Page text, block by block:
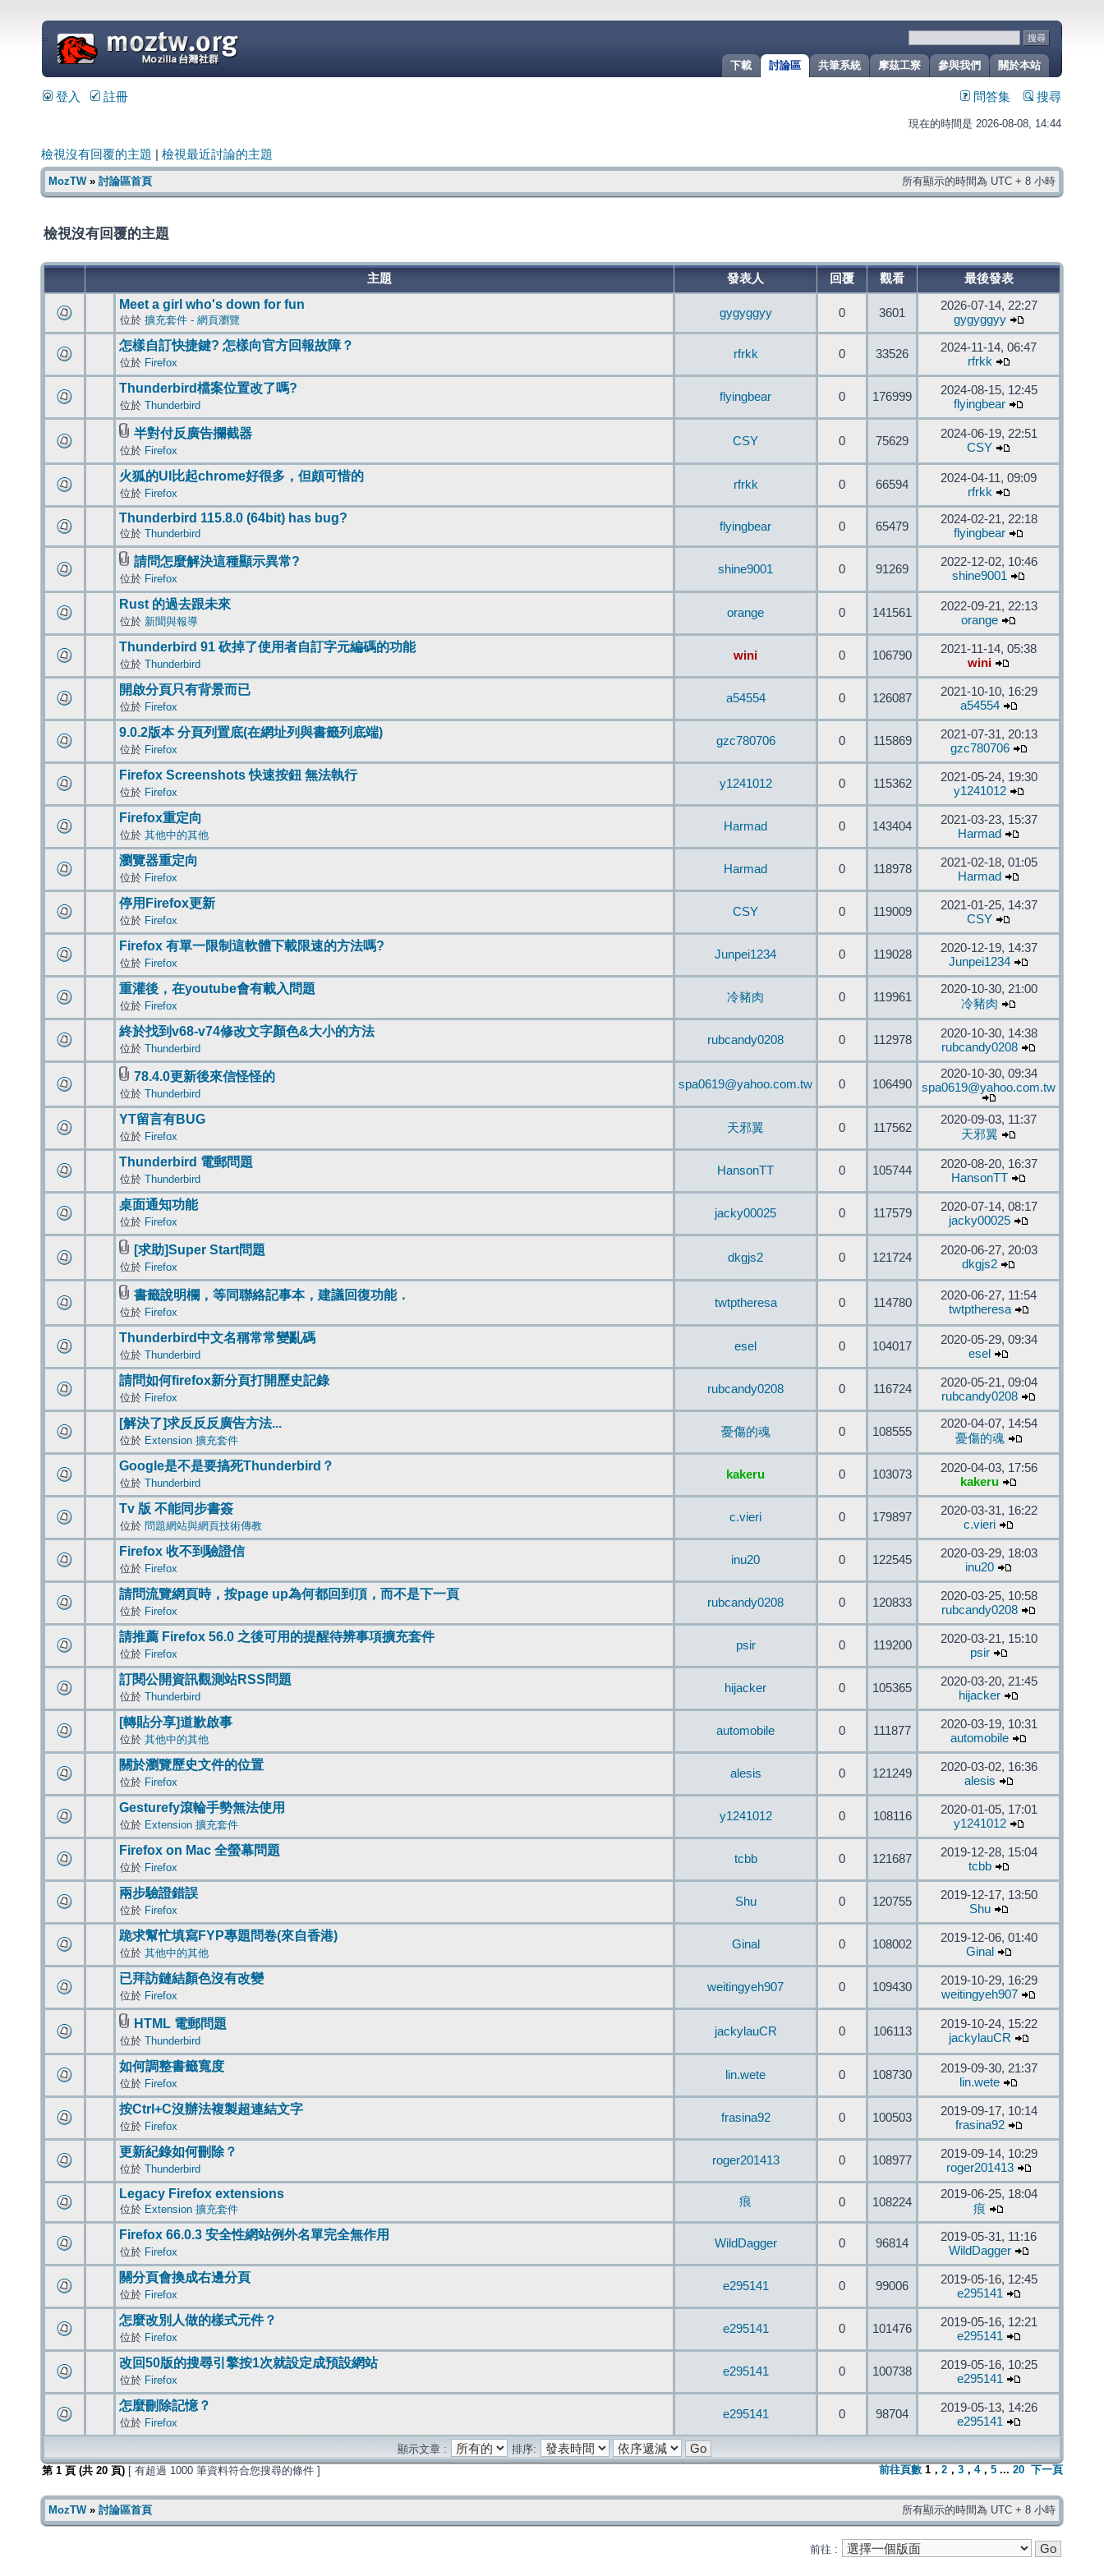
關於本站
參與我們
摩茲工寮
共筆系統
討論區
下載
=
登入 註冊 問答集 搜尋
現在的時間是 2026-08-08, 14:44
檢視沒有回覆的主題 檢視最近討論的主題
MozTW» 討論區首頁 所有顯示的時間為 UTC + 8 小時
檢視沒有回覆的主題
主題 發表人 回覆 觀看 最後發表
Meet a girl who's down for fun
位於 擴充套件 - 網頁瀏覽
gygyggyy 0 3601
2026-07-14, 22:27
gygyggyy
怎樣自訂快捷鍵? 怎樣向官方回報故障？
位於 Firefox
rfrkk 0 33526
2024-11-14, 06:47
rfrkk
Thunderbird檔案位置改了嗎?
位於 Thunderbird
flyingbear 0 176999
2024-08-15, 12:45
flyingbear
半對付反廣告攔截器
位於 Firefox
CSY 0 75629
2024-06-19, 22:51
CSY
火狐的UI比起chrome好很多，但頗可惜的
位於 Firefox
rfrkk 0 66594
2024-04-11, 09:09
rfrkk
Thunderbird 115.8.0 (64bit) has bug?
位於 Thunderbird
flyingbear 0 65479
2024-02-21, 22:18
flyingbear
請問怎麼解決這種顯示異常?
位於 Firefox
shine9001 0 91269
2022-12-02, 10:46
shine9001
Rust 的過去跟未來
位於 新聞與報導
orange 0 141561
2022-09-21, 22:13
orange
Thunderbird 91 砍掉了使用者自訂字元編碼的功能
位於 Thunderbird
wini 0 106790
2021-11-14, 05:38
wini
開啟分頁只有背景而已
位於 Firefox
a54554 0 126087
2021-10-10, 16:29
a54554
9.0.2版本 分頁列置底(在網址列與書籤列底端)
位於 Firefox
gzc780706 0 115869
2021-07-31, 20:13
gzc780706
Firefox Screenshots 快速按鈕 無法執行
位於 Firefox
y1241012 0 115362
2021-05-24, 19:30
y1241012
Firefox重定向
位於 其他中的其他
Harmad 0 143404
2021-03-23, 15:37
Harmad
瀏覽器重定向
位於 Firefox
Harmad 0 118978
2021-02-18, 01:05
Harmad
停用Firefox更新
位於 Firefox
CSY 0 119009
2021-01-25, 14:37
CSY
Firefox 有單一限制這軟體下載限速的方法嗎?
位於 Firefox
Junpei1234 0 119028
2020-12-19, 14:37
Junpei1234
重灌後，在youtube會有載入問題
位於 Firefox
冷豬肉 0 119961
2020-10-30, 21:00
冷豬肉
終於找到v68-v74修改文字顏色&大小的方法
位於 Thunderbird
rubcandy0208 0 112978
2020-10-30, 14:38
rubcandy0208
78.4.0更新後來信怪怪的
位於 Thunderbird
spa0619@yahoo.com.tw 0 106490
2020-10-30, 09:34
spa0619@yahoo.com.tw
YT留言有BUG
位於 Firefox
天邪翼 0 117562
2020-09-03, 11:37
天邪翼
Thunderbird 電郵問題
位於 Thunderbird
HansonTT 0 105744
2020-08-20, 16:37
HansonTT
桌面通知功能
位於 Firefox
jacky00025 0 117579
2020-07-14, 08:17
jacky00025
[求助]Super Start問題
位於 Firefox
dkgjs2 0 121724
2020-06-27, 20:03
dkgjs2
書籤說明欄，等同聯絡記事本，建議回復功能．
位於 Firefox
twtptheresa 0 114780
2020-06-27, 11:54
twtptheresa
Thunderbird中文名稱常常變亂碼
位於 Thunderbird
esel 0 104017
2020-05-29, 09:34
esel
請問如何firefox新分頁打開歷史記錄
位於 Firefox
rubcandy0208 0 116724
2020-05-21, 09:04
rubcandy0208
[解決了]求反反反廣告方法...
位於 Extension 擴充套件
憂傷的魂 0 108555
2020-04-07, 14:54
憂傷的魂
Google是不是要搞死Thunderbird？
位於 Thunderbird
kakeru 0 103073
2020-04-03, 17:56
kakeru
Tv 版 不能同步書簽
位於 問題網站與網頁技術傳教
c.vieri 0 179897
2020-03-31, 16:22
c.vieri
Firefox 收不到驗證信
位於 Firefox
inu20 0 122545
2020-03-29, 18:03
inu20
請問流覽網頁時，按page up為何都回到頂，而不是下一頁
位於 Firefox
rubcandy0208 0 120833
2020-03-25, 10:58
rubcandy0208
請推薦 Firefox 56.0 之後可用的提醒待辨事項擴充套件
位於 Firefox
psir 0 119200
2020-03-21, 15:10
psir
訂閱公開資訊觀測站RSS問題
位於 Thunderbird
hijacker 0 105365
2020-03-20, 21:45
hijacker
[轉貼分享]道歉啟事
位於 其他中的其他
automobile 0 111877
2020-03-19, 10:31
automobile
關於瀏覽歷史文件的位置
位於 Firefox
alesis 0 121249
2020-03-02, 16:36
alesis
Gesturefy滾輪手勢無法使用
位於 Extension 擴充套件
y1241012 0 108116
2020-01-05, 17:01
y1241012
Firefox on Mac 全螢幕問題
位於 Firefox
tcbb 0 121687
2019-12-28, 15:04
tcbb
兩步驗證錯誤
位於 Firefox
Shu 0 120755
2019-12-17, 13:50
Shu
跪求幫忙填寫FYP專題問卷(來自香港)
位於 其他中的其他
Ginal 0 108002
2019-12-06, 01:40
Ginal
已拜訪鏈結顏色沒有改變
位於 Firefox
weitingyeh907 0 109430
2019-10-29, 16:29
weitingyeh907
HTML 電郵問題
位於 Thunderbird
jackylauCR 0 106113
2019-10-24, 15:22
jackylauCR
如何調整書籤寬度
位於 Firefox
lin.wete 0 108730
2019-09-30, 21:37
lin.wete
按Ctrl+C沒辦法複製超連結文字
位於 Firefox
frasina92 0 100503
2019-09-17, 10:14
frasina92
更新紀錄如何刪除？
位於 Thunderbird
roger201413 0 108977
2019-09-14, 10:29
roger201413
Legacy Firefox extensions
位於 Extension 擴充套件
痕 0 108224
2019-06-25, 18:04
痕
Firefox 66.0.3 安全性網站例外名單完全無作用
位於 Firefox
WildDagger 0 96814
2019-05-31, 11:16
WildDagger
關分頁會換成右邊分頁
位於 Firefox
e295141 0 99006
2019-05-16, 12:45
e295141
怎麼改別人做的樣式元件？
位於 Firefox
e295141 0 101476
2019-05-16, 12:21
e295141
改回50版的搜尋引擎按1次就設定成預設網站
位於 Firefox
e295141 0 100738
2019-05-16, 10:25
e295141
怎麼刪除記憶？
位於 Firefox
e295141 0 98704
2019-05-13, 14:26
e295141
顯示文章 :
排序:
第 1 頁 (共 20 頁) [ 有超過 1000 筆資料符合您搜尋的條件 ] 前往頁數 1 ， 2 ， 3 ， 4， 5 ... 20 下一頁
MozTW» 討論區首頁 所有顯示的時間為 UTC + 8 小時
前往 :